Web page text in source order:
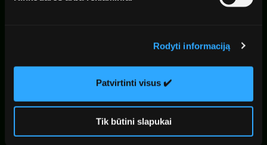
Rodyti informaciją
Patvirtinti visus ✔️
Tik būtini slapukai
Skaidrumas
Slapukų politika
El. parduotuvės taisyklės